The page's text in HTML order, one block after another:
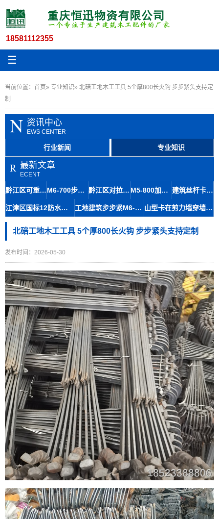
18581112355
☰
当前位置： 首页» 专业知识» 北碚工地木工工具 5个厚800长火钩 步步紧头支持定
制
N 资讯中心
EWS CENTER
行业新闻 专业知识
R 最新文章
ECENT
黔江区可重复利用穿墙螺杆大12木工夹丝杆全丝止水拉杆 M6-700步步紧拉紧器 建筑抗压步步紧 渔洞螺杆丝杆出售 黔江区对拉丝杆大14全丝螺杆三段式穿墙丝采购成本优势 M5-800加固型步步紧在工地梁夹具锁梁扣应用的专业知识 建筑丝杆卡剪力墙配件结构简单厂家直销专业知识
江津区国标12防水木工模板丝杆 穿墙丝杆剪力墙拉杆灵活使用 工地建筑步步紧M6-70060元市螺杆厂家扒钩型夹具 山型卡在剪力墙穿墙施工中的灵活应用与配件使用
北碚工地木工工具 5个厚800长火钩 步步紧头支持定制
发布时间：2026-05-30